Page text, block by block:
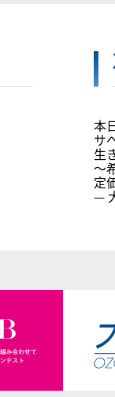
本
サ
生
～
定
—